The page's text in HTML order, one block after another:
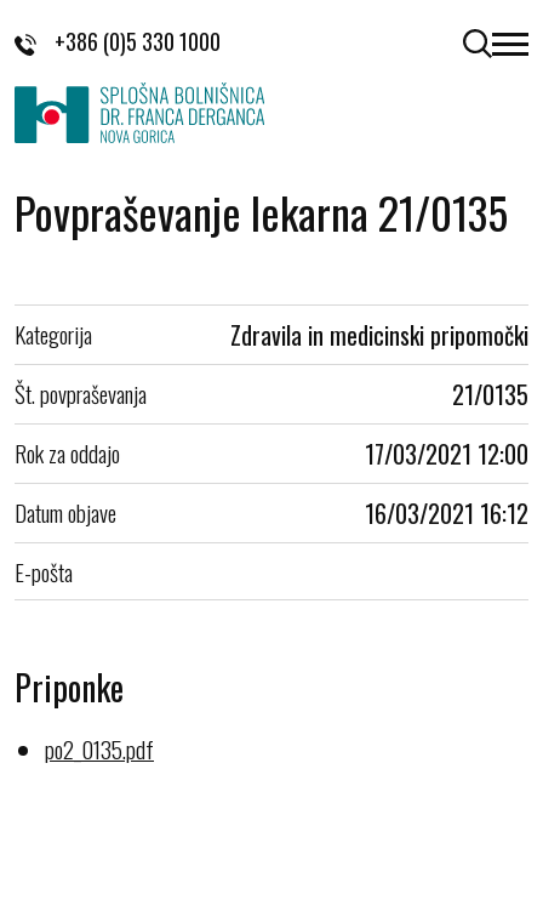
+386 (0)5 330 1000 odpri
Povpraševanje lekarna 21/0135
Kategorija Zdravila in medicinski pripomočki
Št. povpraševanja 21/0135
Rok za oddajo 17/03/2021 12:00
Datum objave 16/03/2021 16:12
E-pošta
Priponke
po2_0135.pdf